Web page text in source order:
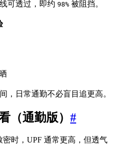
可透过，即约 98% 被阻挡。
，日常通勤不必盲目追更高。
（通勤版） #
时，UPF 通常更高，但透气